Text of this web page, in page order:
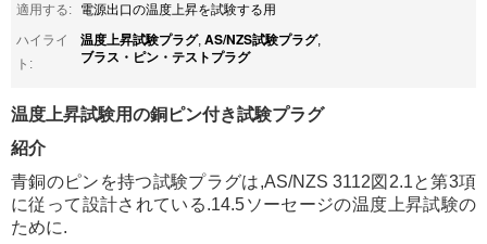
適用する:
電源出口の温度上昇を試験する用
ハイライ
ト:
温度上昇試験プラグ, AS/NZS試験プラグ,
ブラス・ピン・テストプラグ
温度上昇試験用の銅ピン付き試験プラグ
紹介
青銅のピンを持つ試験プラグは,AS/NZS 3112図2.1と第3項
に従って設計されている.14.5ソーセージの温度上昇試験の
ために.